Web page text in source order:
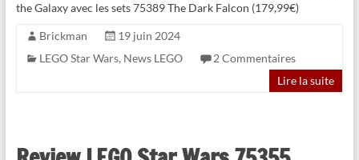
the Galaxy avec les sets 75389 The Dark Falcon (179,99€)
Brickman
19 juin 2024
LEGO Star Wars, News LEGO
2 Commentaires
Lire la suite